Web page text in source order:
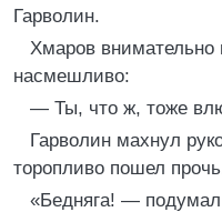
Гарволин.
Хмаров внимательно
насмешливо:
— Ты, что ж, тоже
Гарволин махнул
торопливо пошел
«Бедняга! —